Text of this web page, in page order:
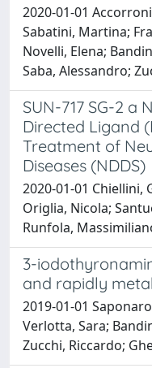
2020-01-01
Sabatini, Martina;
Novelli, Elena;
Saba, Alessandro;
SUN-717 SG-2 a
Directed Ligand
Treatment of
Diseases (NDDS)
2020-01-01 Chiellini,
Origlia, Nicola;
Runfola,
3-
and rapidly
2019-01-01
Verlotta, Sara;
Zucchi, Riccardo;